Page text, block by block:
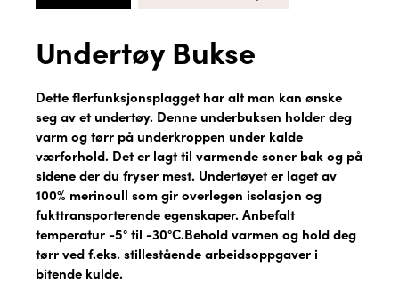
Undertøy Bukse
Dette flerfunksjonsplagget har alt man kan ønske
seg av et undertøy. Denne underbuksen holder deg
varm og tørr på underkroppen under kalde
værforhold. Det er lagt til varmende soner bak og på
sidene der du fryser mest. Undertøyet er laget av
100% merinoull som gir overlegen isolasjon og
fukttransporterende egenskaper. Anbefalt
temperatur -5° til -30°C.Behold varmen og hold deg
tørr ved f.eks. stillestående arbeidsoppgaver i
bitende kulde.